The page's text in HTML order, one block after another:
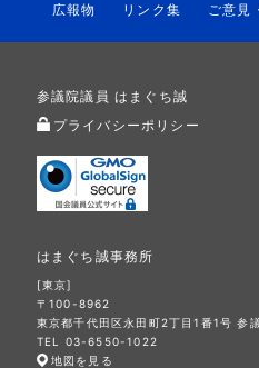
広報物
リンク集 ご意見
参議院議員 はまぐち誠
プライバシーポリシー
はまぐち誠事務所
[東京]
〒100-8962
東京都千代田区永田町2丁目1番1号 参
TEL 03-6550-1022
地図を見る